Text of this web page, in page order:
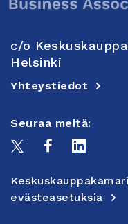
c/o
Helsinki
Yhteystiedot
Seuraa meitä:
evästeasetuksia